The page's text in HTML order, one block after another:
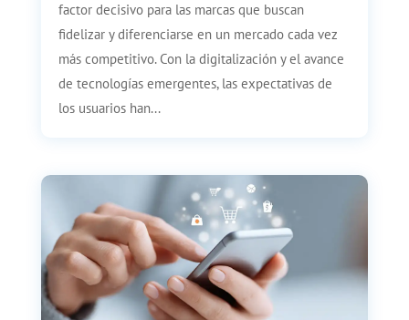
factor decisivo para las marcas que buscan
fidelizar y diferenciarse en un mercado cada vez
más competitivo. Con la digitalización y el avance
de tecnologías emergentes, las expectativas de
los usuarios han...